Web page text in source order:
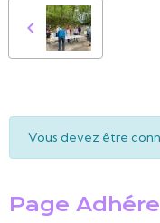
Vous devez être
Page